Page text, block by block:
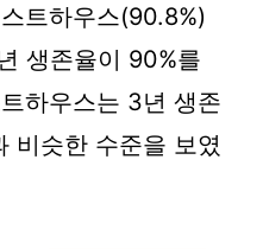
트하우스(90.8%)
생존율이 90%를
하우스는 3년 생존
비슷한 수준을 보였